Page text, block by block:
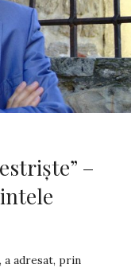
–
a adresat, prin